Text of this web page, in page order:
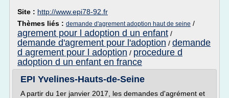
Site : http://www.epi78-92.fr
Thèmes liés : demande d'agrement adoption haut de seine /
agrement pour l adoption d un enfant /
demande d'agrement pour l'adoption / demande
d agrement pour l adoption / procedure d
adoption d un enfant en france
EPI Yvelines-Hauts-de-Seine
A partir du 1er janvier 2017, les demandes d'agrément et